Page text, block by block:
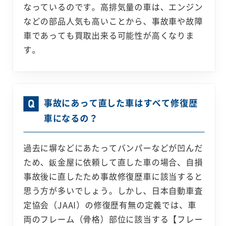
なっているのです。高排気量の車は、エンジン
などの部品人気も高いことから、事故車や故障
車であっても買取出来る可能性が高くなりま
す。
事故にあって直した車はすべて修復歴
車になるの？
過去に塀などにあたってバンパーなどが凹んだ
ため、鈑金屋に依頼して直した車の場合、自損
事故後に直したため事故修復歴車に該当すると
思う方が多いでしょう。しかし、日本自動車査
定協会（JAAI）の修復歴有無の定義では、車
両のフレーム（骨格）部位に該当する【フレー